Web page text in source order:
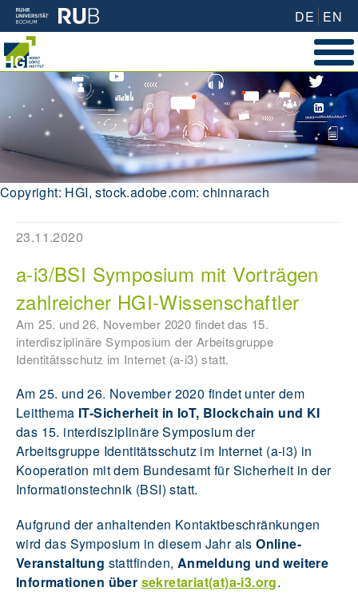
DE EN
Copyright: HGI, stock.adobe.com: chinnarach
23.11.2020
a-i3/BSI Symposium mit Vorträgen
zahlreicher HGI-Wissenschaftler
Am 25. und 26. November 2020 findet das 15.
interdisziplinäre Symposium der Arbeitsgruppe
Identitätsschutz im Internet (a-i3) statt.
Am 25. und 26. November 2020 findet unter dem
Leitthema IT-Sicherheit in IoT, Blockchain und KI
das 15. interdisziplinäre Symposium der
Arbeitsgruppe Identitätsschutz im Internet (a-i3) in
Kooperation mit dem Bundesamt für Sicherheit in der
Informationstechnik (BSI) statt.
Aufgrund der anhaltenden Kontaktbeschränkungen
wird das Symposium in diesem Jahr alsOnline-
Veranstaltung stattfinden, Anmeldung und weitere
Informationen über sekretariat(at)a-i3.org.